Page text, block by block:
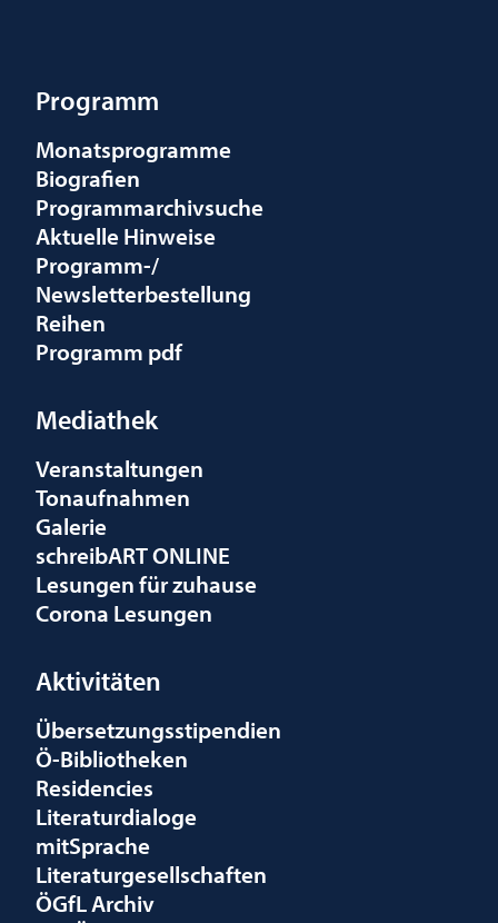
Programm
Monatsprogramme
Biografien
Programmarchivsuche
Aktuelle Hinweise
Programm-/
Newsletterbestellung
Reihen
Programm pdf
Mediathek
Veranstaltungen
Tonaufnahmen
Galerie
schreibART ONLINE
Lesungen für zuhause
Corona Lesungen
Aktivitäten
Übersetzungsstipendien
Ö-Bibliotheken
Residencies
Literaturdialoge
mitSprache
Literaturgesellschaften
ÖGfL Archiv